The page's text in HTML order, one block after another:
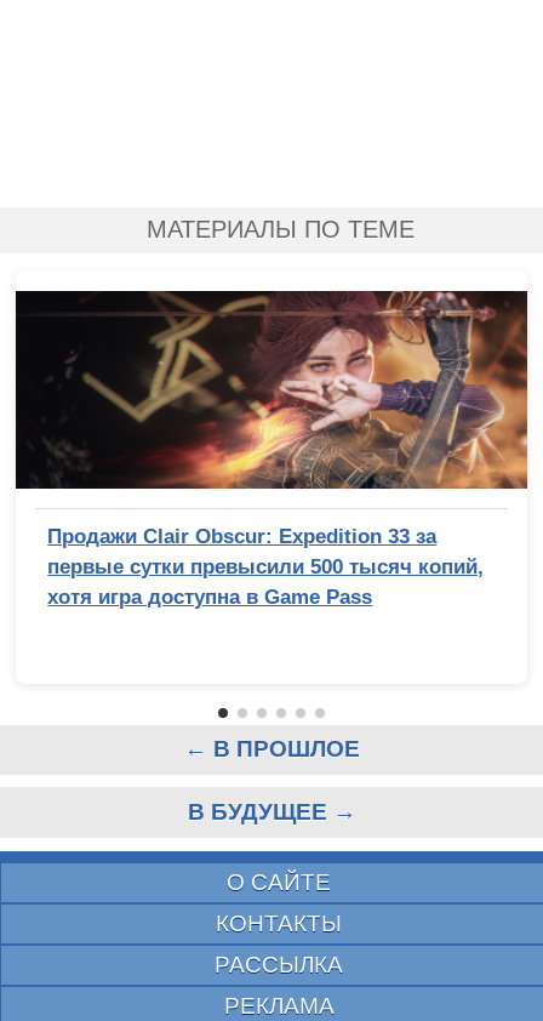
МАТЕРИАЛЫ ПО ТЕМЕ
Продажи Clair Obscur: Expedition 33 за
первые сутки превысили 500 тысяч копий,
хотя игра доступна в Game Pass
← В ПРОШЛОЕ
В БУДУЩЕЕ →
О САЙТЕ
КОНТАКТЫ
РАССЫЛКА
РЕКЛАМА